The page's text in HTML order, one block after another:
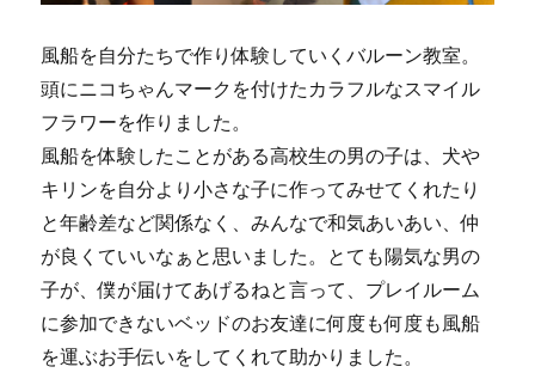
風船を自分たちで作り体験していくバルーン教室。
頭にニコちゃんマークを付けたカラフルなスマイル
フラワーを作りました。
風船を体験したことがある高校生の男の子は、犬や
キリンを自分より小さな子に作ってみせてくれたり
と年齢差など関係なく、みんなで和気あいあい、仲
が良くていいなぁと思いました。とても陽気な男の
子が、僕が届けてあげるねと言って、プレイルーム
に参加できないベッドのお友達に何度も何度も風船
を運ぶお手伝いをしてくれて助かりました。